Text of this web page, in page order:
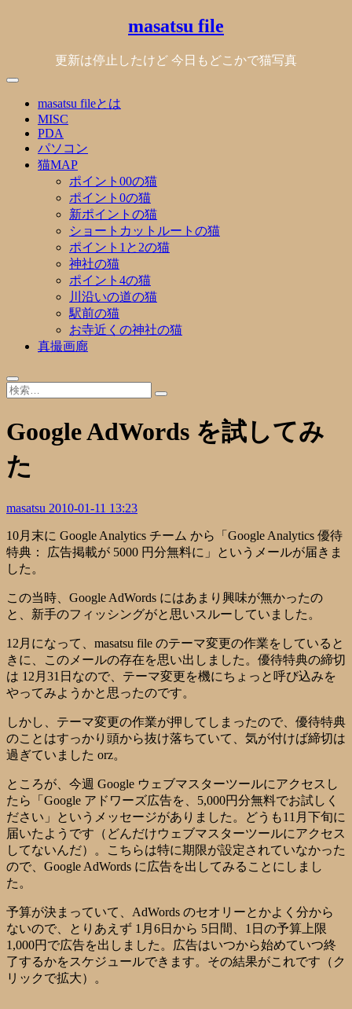
masatsu file
更新は停止したけど 今日もどこかで猫写真
masatsu fileとは
MISC
PDA
パソコン
猫MAP
ポイント00の猫
ポイント0の猫
新ポイントの猫
ショートカットルートの猫
ポイント1と2の猫
神社の猫
ポイント4の猫
川沿いの道の猫
駅前の猫
お寺近くの神社の猫
真撮画廊
Google AdWords を試してみ
た
masatsu 2010-01-11 13:23
10月末に Google Analytics チーム から「Google Analytics 優待
特典： 広告掲載が 5000 円分無料に」というメールが届きま
した。
この当時、Google AdWords にはあまり興味が無かったの
と、新手のフィッシングがと思いスルーしていました。
12月になって、masatsu file のテーマ変更の作業をしていると
きに、このメールの存在を思い出しました。優待特典の締切
は 12月31日なので、テーマ変更を機にちょっと呼び込みを
やってみようかと思ったのです。
しかし、テーマ変更の作業が押してしまったので、優待特典
のことはすっかり頭から抜け落ちていて、気が付けば締切は
過ぎていました orz。
ところが、今週 Google ウェブマスターツールにアクセスし
たら「Google アドワーズ広告を、5,000円分無料でお試しく
ださい」というメッセージがありました。どうも11月下旬に
届いたようです（どんだけウェブマスターツールにアクセス
してないんだ）。こちらは特に期限が設定されていなかった
ので、Google AdWords に広告を出してみることにしまし
た。
予算が決まっていて、AdWords のセオリーとかよく分から
ないので、とりあえず 1月6日から 5日間、1日の予算上限
1,000円で広告を出しました。広告はいつから始めていつ終
了するかをスケジュールできます。その結果がこれです（ク
リックで拡大）。